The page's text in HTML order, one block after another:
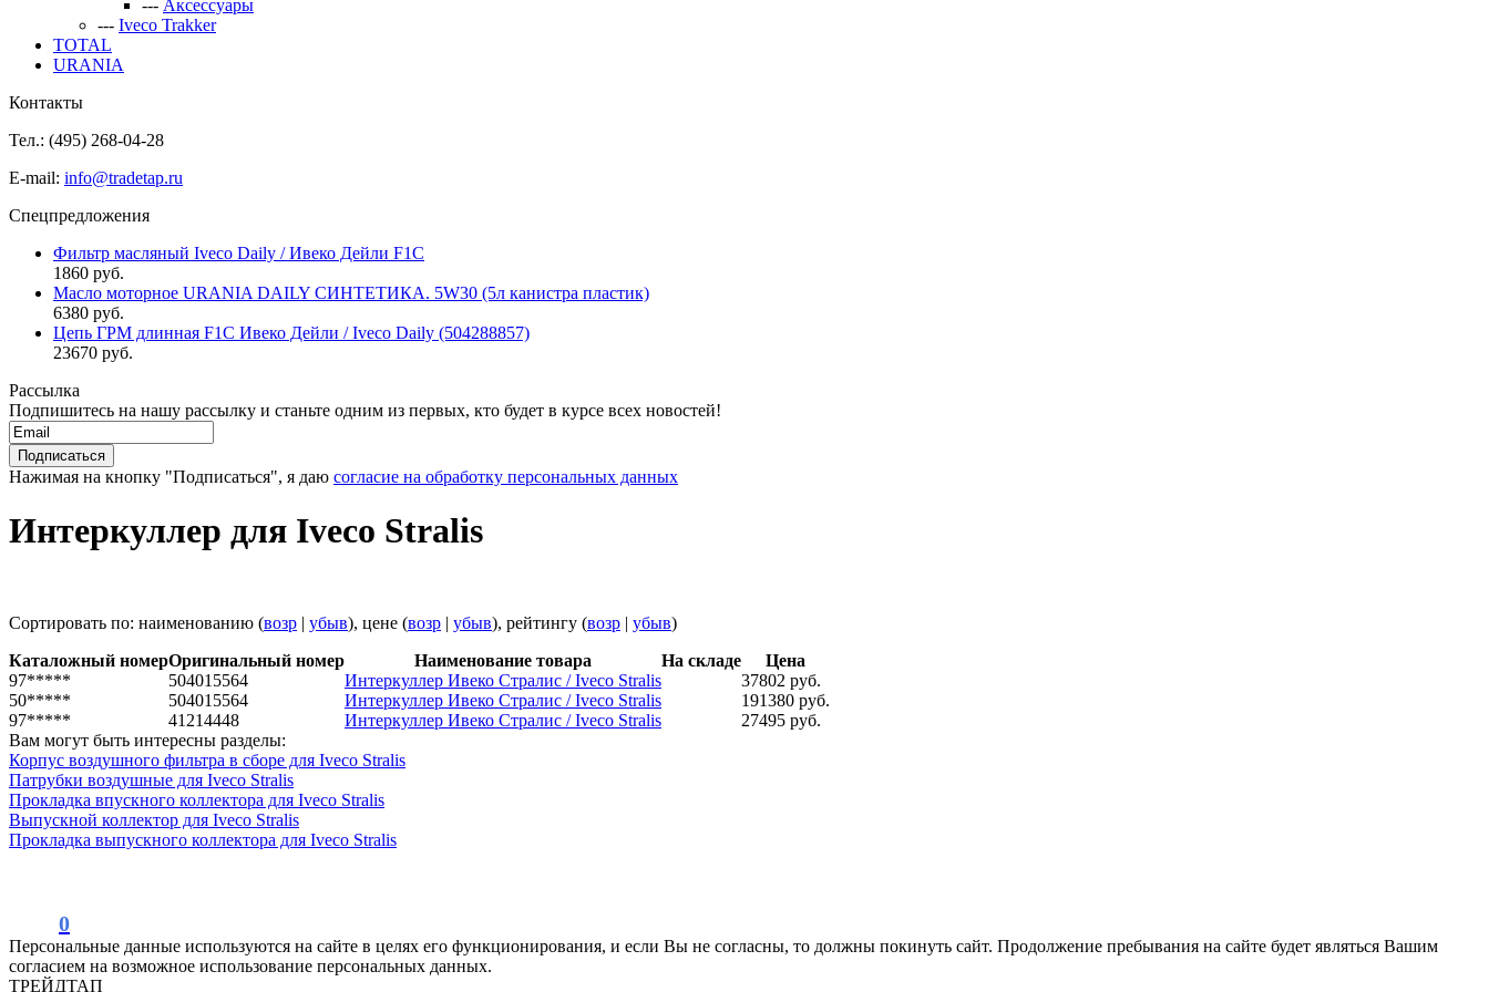
--- Аксессуары
--- Iveco Trakker
TOTAL
URANIA
Контакты
Тел.: (495) 268-04-28
E-mail: info@tradetap.ru
Спецпредложения
Фильтр масляный Iveco Daily / Ивеко Дейли F1C
1860 руб.
Масло моторное URANIA DAILY СИНТЕТИКА. 5W30 (5л канистра пластик)
6380 руб.
Цепь ГРМ длинная F1C Ивеко Дейли / Iveco Daily (504288857)
23670 руб.
Рассылка
Подпишитесь на нашу рассылку и станьте одним из первых, кто будет в курсе всех новостей!
Нажимая на кнопку "Подписаться", я даю согласие на обработку персональных данных
Интеркуллер для Iveco Stralis
Сортировать по: наименованию (возр | убыв), цене (возр | убыв), рейтингу (возр | убыв)
Каталожный номерОригинальный номер Наименование товара На складе
Цена
97*****
504015564 Интеркуллер Ивеко Стралис / Iveco Stralis
37802 руб.
50*****
504015564 Интеркуллер Ивеко Стралис / Iveco Stralis
191380 руб.
97*****
41214448 Интеркуллер Ивеко Стралис / Iveco Stralis
27495 руб.
Вам могут быть интересны разделы:
Корпус воздушного фильтра в сборе для Iveco Stralis
Патрубки воздушные для Iveco Stralis
Прокладка впускного коллектора для Iveco Stralis
Выпускной коллектор для Iveco Stralis
Прокладка выпускного коллектора для Iveco Stralis
0
Персональные данные используются на сайте в целях его функционирования, и если Вы не согласны, то должны покинуть сайт. Продолжение пребывания на сайте будет являться Вашим
согласием на возможное использование персональных данных.
ТРЕЙДТАП